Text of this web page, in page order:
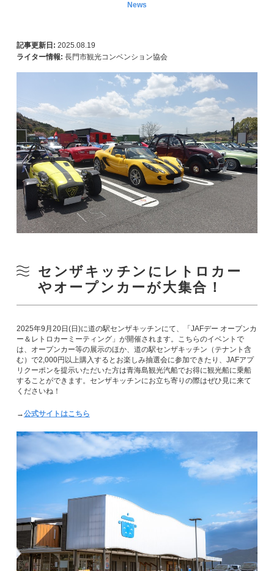
News
記事更新日: 2025.08.19
ライター情報: 長門市観光コンベンション協会
センザキッチンにレトロカー
やオープンカーが大集合！
2025年9月20日(日)に道の駅センザキッチンにて、「JAFデー オープンカ
ー＆レトロカーミーティング」が開催されます。こちらのイベントで
は、オープンカー等の展示のほか、道の駅センザキッチン（テナント含
む）で2,000円以上購入するとお楽しみ抽選会に参加できたり、JAFアプ
リクーポンを提示いただいた方は青海島観光汽船でお得に観光船に乗船
することができます。センザキッチンにお立ち寄りの際はぜひ見に来て
くださいね！
→公式サイトはこちら